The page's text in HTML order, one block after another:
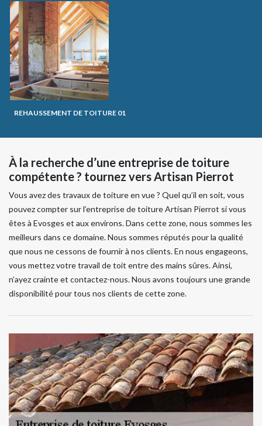
REHAUSSEMENT DE TOITURE 01
À la recherche d’une entreprise de toiture
compétente ? tournez vers Artisan Pierrot
Vous avez des travaux de toiture en vue ? Quel qu’il en soit, vous
pouvez compter sur l’entreprise de toiture Artisan Pierrot si vous
êtes à Evosges et aux environs. Dans cette zone, nous sommes les
meilleurs dans ce domaine. Nous sommes réputés pour la qualité
que nous ne cessons de fournir à nos clients. En nous engageons,
vous mettez votre travail de toit entre des mains sûres. Ainsi,
n’ayez crainte et contactez-nous. Nous avons toujours une grande
disponibilité pour tous nos clients de cette zone.